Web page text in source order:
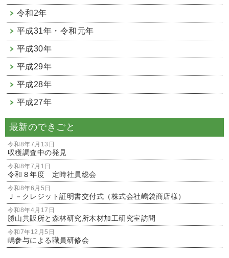
令和2年
平成31年・令和元年
平成30年
平成29年
平成28年
平成27年
最新のできごと
令和8年7月13日
収穫調査中の発見
令和8年7月1日
令和８年度 定時社員総会
令和8年6月5日
Ｊ－クレジット証明書交付式（株式会社嶋袋商店様）
令和8年4月17日
勝山共販所と森林研究所木材加工研究室訪問
令和7年12月5日
嶋参与による職員研修会